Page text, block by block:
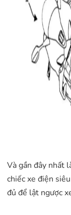
Và gần đây nhất
chiếc xe điện
đủ để lật ngược